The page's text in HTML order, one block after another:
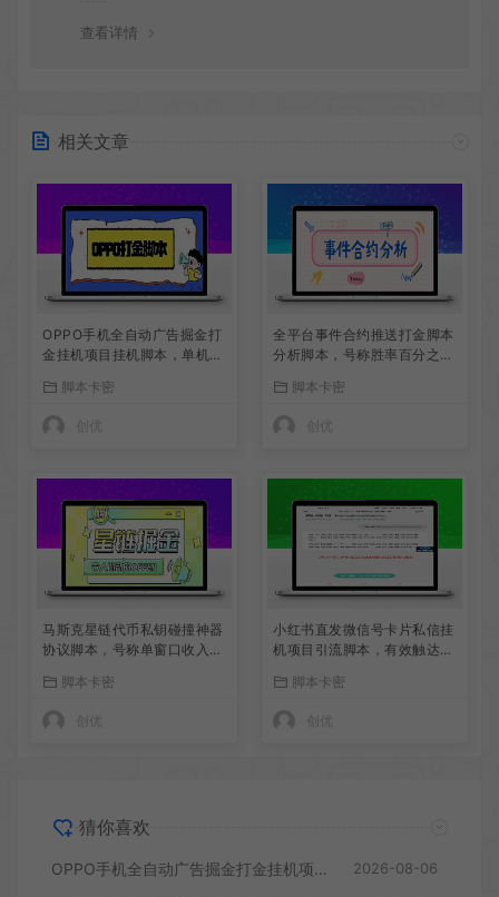
查看详情
相关文章
OPPO手机全自动广告掘金打
金挂机项目挂机脚本，单机一
脚本卡密
全平台事件合约推送打金脚本
分析脚本，号称胜率百分之9
脚本卡密
马斯克星链代币私钥碰撞神器
协议脚本，号称单窗口收入四
脚本卡密
小红书直发微信号卡片私信挂
机项目引流脚本，有效触达微
脚本卡密
猜你喜欢
OPPO手机全自动广告掘金打金挂机项目挂机脚本，单机一天9+可批量放大 2026-08-06